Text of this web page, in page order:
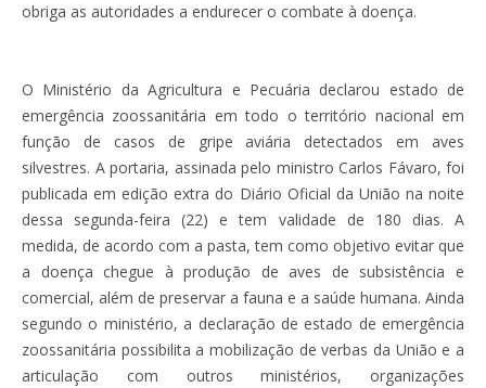
obriga as autoridades a endurecer o combate à doença.
O Ministério da Agricultura e Pecuária declarou estado de
emergência zoossanitária em todo o território nacional em
função de casos de gripe aviária detectados em aves
silvestres. A portaria, assinada pelo ministro Carlos Fávaro, foi
publicada em edição extra do Diário Oficial da União na noite
dessa segunda-feira (22) e tem validade de 180 dias. A
medida, de acordo com a pasta, tem como objetivo evitar que
a doença chegue à produção de aves de subsistência e
comercial, além de preservar a fauna e a saúde humana. Ainda
segundo o ministério, a declaração de estado de emergência
zoossanitária possibilita a mobilização de verbas da União e a
articulação com outros ministérios, organizações